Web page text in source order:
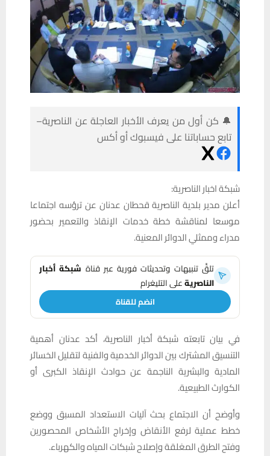
🔔 كن أول من يعرف الأخبار العاجلة عن الناصرية–
تابع حساباتنا على فيسبوك أو أكس
شبكة اخبار الناصرية:
أعلن مدير بلدية الناصرية قحطان عدنان عن ترؤسه اجتماعا
موسعا لمناقشة خطة خدمات الإنقاذ والتعمير بحضور
مدراء وممثلي الدوائر المعنية.
تلقَّ تنبيهات وتحديثات فورية عبر قناة شبكة أخبار
الناصريةعلى التليغرام
انضم للقناة
في بيان تابعته شبكة أخبار الناصرية، أكد عدنان أهمية
التنسيق المشترك بين الدوائر الخدمية والفنية لتقليل الخسائر
المادية والبشرية الناجمة عن حوادث الإنقاذ الكبرى أو
الكوارث الطبيعية.
وأوضح أن الاجتماع بحث آليات الاستعداد المسبق ووضع
خطط عملية لرفع الأنقاض وإخراج الأشخاص المحصورين
وفتح الطرق المغلقة وإصلاح شبكات المياه والكهرباء.